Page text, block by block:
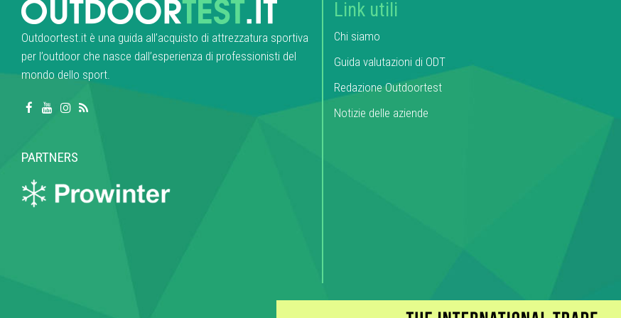
Outdoortest.it è una guida all’acquisto di attrezzatura sportiva
per l’outdoor che nasce dall’esperienza di professionisti del
mondo dello sport.
PARTNERS
Link utili
Chi siamo
Guida valutazioni di ODT
Redazione Outdoortest
Notizie delle aziende